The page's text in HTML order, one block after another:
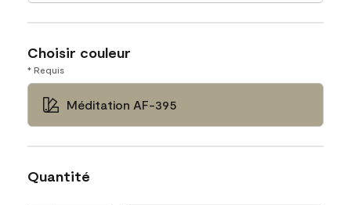
Choisir couleur
* Requis
Méditation AF-395
Quantité